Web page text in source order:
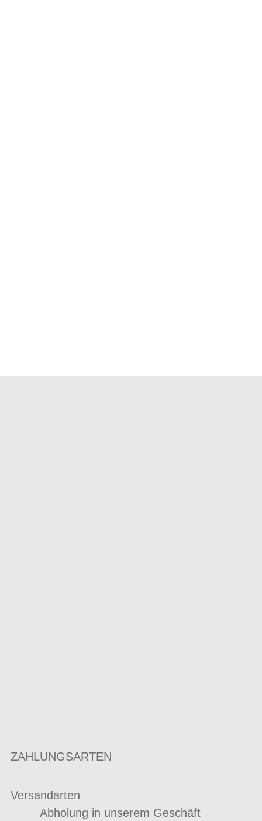
ZAHLUNGSARTEN
Versandarten
Abholung in unserem Geschäft